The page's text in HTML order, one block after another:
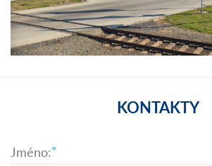
KONTAKTY
Jméno: